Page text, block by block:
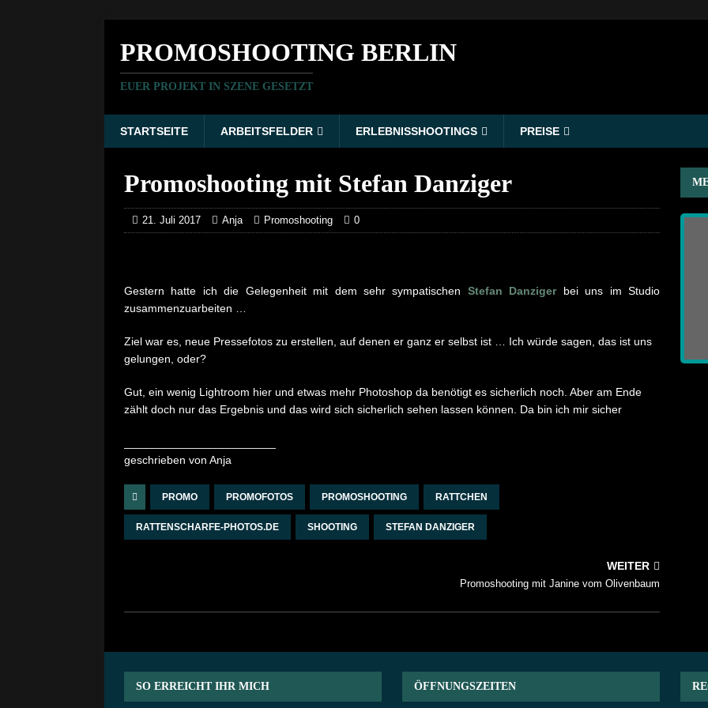
PROMOSHOOTING BERLIN
EUER PROJEKT IN SZENE GESETZT
STARTSEITE ARBEITSFELDER ERLEBNISSHOOTINGS PREISE
Promoshooting mit Stefan Danziger
21. Juli 2017 Anja Promoshooting 0
Gestern hatte ich die Gelegenheit mit dem sehr sympatischen Stefan Danzigerbei uns im Studio
zusammenzuarbeiten …
Ziel war es, neue Pressefotos zu erstellen, auf denen er ganz er selbst ist … Ich würde sagen, das ist uns
gelungen, oder?
Gut, ein wenig Lightroom hier und etwas mehr Photoshop da benötigt es sicherlich noch. Aber am Ende
zählt doch nur das Ergebnis und das wird sich sicherlich sehen lassen können. Da bin ich mir sicher
geschrieben von Anja
PROMO PROMOFOTOS PROMOSHOOTING RATTCHEN
RATTENSCHARFE-PHOTOS.DE SHOOTING STEFAN DANZIGER
WEITER
Promoshooting mit Janine vom Olivenbaum
SO ERREICHT IHR MICH ÖFFNUNGSZEITEN